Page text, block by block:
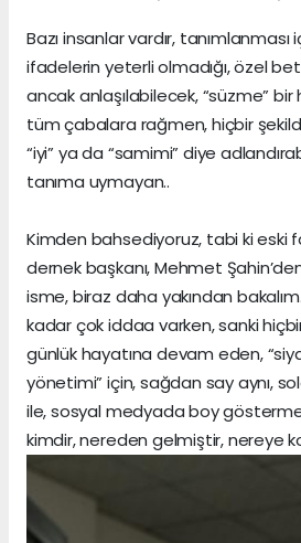
Bazı insanlar vardır,
ifadelerin yeterli olmadığı, özel
ancak anlaşılabilecek, “süzme”
tüm çabalara rağmen, hiçbir
“iyi” ya da “samimi” diye
tanıma uymayan..
Kimden bahsediyoruz, tabi ki eski
dernek başkanı, Mehmet
isme, biraz daha yakından
kadar çok iddaa varken, sanki
günlük hayatına devam eden,
yönetimi” için, sağdan say aynı,
ile, sosyal medyada boy
kimdir, nereden gelmiştir, nereye